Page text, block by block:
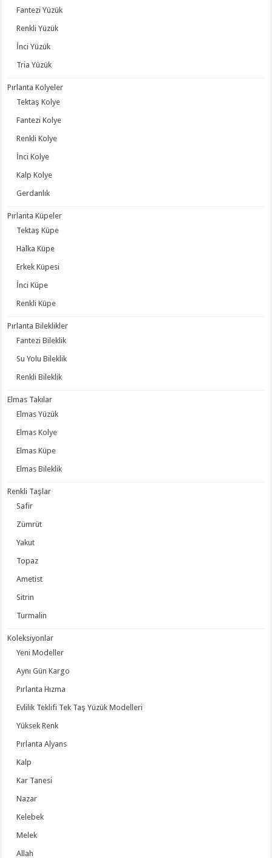
Fantezi Yüzük
Renkli Yüzük
İnci Yüzük
Tria Yüzük
Pırlanta Kolyeler
Tektaş Kolye
Fantezi Kolye
Renkli Kolye
İnci Kolye
Kalp Kolye
Gerdanlık
Pırlanta Küpeler
Tektaş Küpe
Halka Küpe
Erkek Küpesi
İnci Küpe
Renkli Küpe
Pırlanta Bileklikler
Fantezi Bileklik
Su Yolu Bileklik
Renkli Bileklik
Elmas Takılar
Elmas Yüzük
Elmas Kolye
Elmas Küpe
Elmas Bileklik
Renkli Taşlar
Safir
Zümrüt
Yakut
Topaz
Ametist
Sitrin
Turmalin
Koleksiyonlar
Yeni Modeller
Aynı Gün Kargo
Pırlanta Hızma
Evlilik Teklifi Tek Taş Yüzük Modelleri
Yüksek Renk
Pırlanta Alyans
Kalp
Kar Tanesi
Nazar
Kelebek
Melek
Allah